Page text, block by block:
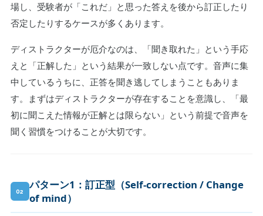
場し、受験者が「これだ」と思った答えを後から訂正したり
否定したりするケースが多くあります。
ディストラクターが厄介なのは、「聞き取れた」という手応
えと「正解した」という結果が一致しない点です。音声に集
中しているうちに、正答を聞き逃してしまうこともありま
す。まずはディストラクターが存在することを意識し、「最
初に聞こえた情報が正解とは限らない」という前提で音声を
聞く習慣をつけることが大切です。
02
パターン1：訂正型（Self-correction / Change
of mind）